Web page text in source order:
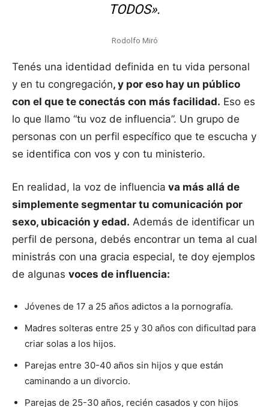
TODOS».
Rodolfo Miró
Tenés una identidad definida en tu vida personal
y en tu congregación, y por eso hay un público
con el que te conectás con más facilidad. Eso es
lo que llamo “tu voz de influencia”. Un grupo de
personas con un perfil específico que te escucha y
se identifica con vos y con tu ministerio.
En realidad, la voz de influencia va más allá de
simplemente segmentar tu comunicación por
sexo, ubicación y edad. Además de identificar un
perfil de persona, debés encontrar un tema al cual
ministrás con una gracia especial, te doy ejemplos
de algunas voces de influencia:
Jóvenes de 17 a 25 años adictos a la pornografía.
Madres solteras entre 25 y 30 años con dificultad para
criar solas a los hijos.
Parejas entre 30-40 años sin hijos y que están
caminando a un divorcio.
Parejas de 25-30 años, recién casados y con hijos